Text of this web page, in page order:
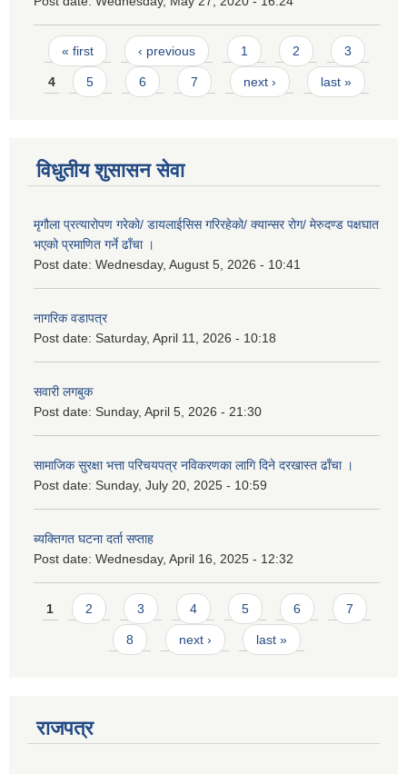
Pages
« first ‹ previous 1 2 3
4 5 6 7 next › last »
विधुतीय शुसासन सेवा
मृगौला प्रत्यारोपण गरेको/ डायलाईसिस गरिरहेको/ क्यान्सर रोग/ मेरुदण्ड पक्षघात
भएको प्रमाणित गर्ने ढाँचा ।
Post date: Wednesday, August 5, 2026 - 10:41
नागरिक वडापत्र
Post date: Saturday, April 11, 2026 - 10:18
सवारी लगबुक
Post date: Sunday, April 5, 2026 - 21:30
सामाजिक सुरक्षा भत्ता परिचयपत्र नविकरणका लागि दिने दरखास्त ढाँचा ।
Post date: Sunday, July 20, 2025 - 10:59
ब्यक्तिगत घटना दर्ता सप्ताह
Post date: Wednesday, April 16, 2025 - 12:32
Pages
1 2 3 4 5 6 7
8 next › last »
राजपत्र